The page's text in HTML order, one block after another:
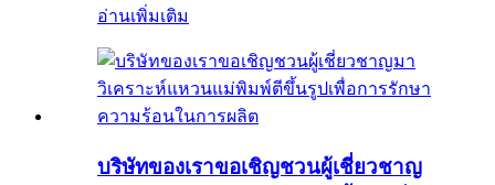
อ่านเพิ่มเติม
บริษัทของเราขอเชิญชวนผู้เชี่ยวชาญ